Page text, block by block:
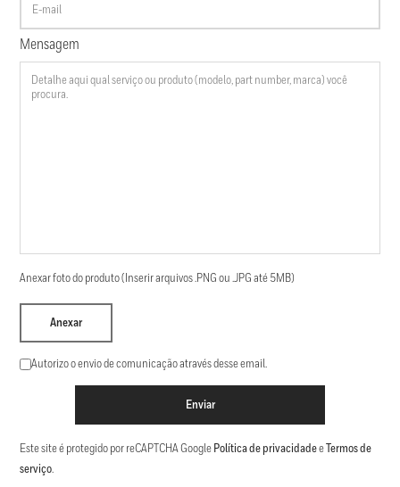
Mensagem
Anexar foto do produto (Inserir arquivos .PNG ou .JPG até 5MB)
Anexar
Autorizo o envio de comunicação através desse email.
Enviar
Este site é protegido por reCAPTCHA Google Política de privacidadee Termos de
serviço.